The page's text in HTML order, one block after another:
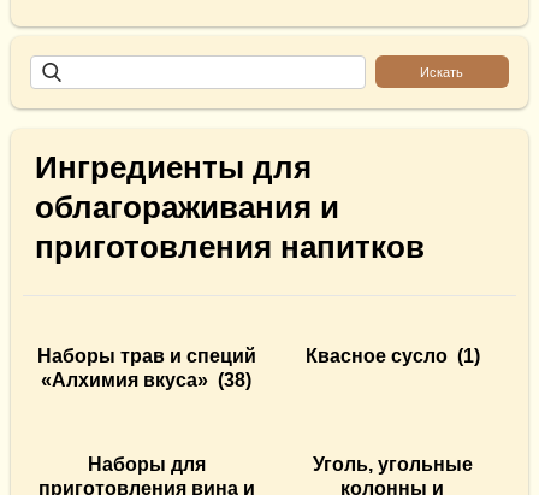
Ингредиенты для
облагораживания и
приготовления напитков
Наборы трав и специй
«Алхимия вкуса» (38)
Квасное сусло(1)
Наборы для
приготовления вина и
Уголь, угольные
колонны и